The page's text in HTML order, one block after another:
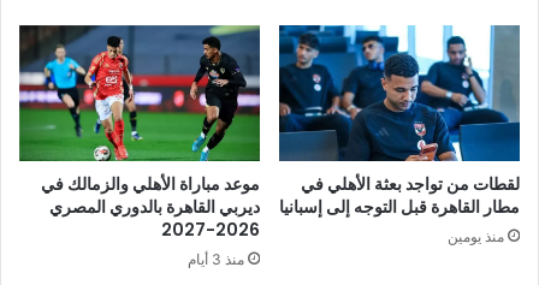
لقطات من تواجد بعثة الأهلي في
مطار القاهرة قبل التوجه إلى إسبانيا
منذ يومين
موعد مباراة الأهلي والزمالك في
ديربي القاهرة بالدوري المصري
2026-2027
منذ 3 أيام